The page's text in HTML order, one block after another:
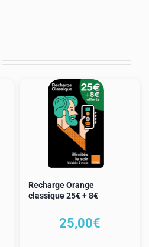
Recharge Orange
classique 25€ + 8€
25,00€